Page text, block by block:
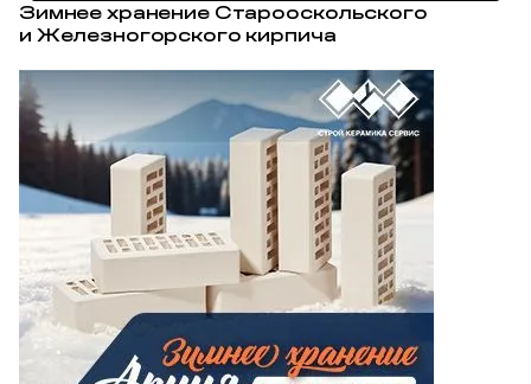
Зимнее хранение Старооскольского
и Железногорского кирпича